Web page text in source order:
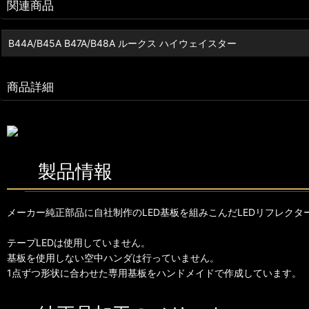
関連商品
B44A/B45A B47A/B48A ルークス ハイウェイスター
商品詳細
製品情報
メーカー純正部品に自社制作のLED基板を組みこんだLEDリフレクタ
テープLEDは使用していません。
基板を使用しない空中ハンダは行っていません。
1点ずつ形状に合わせた専用基板をハンドメイドで作成しています。